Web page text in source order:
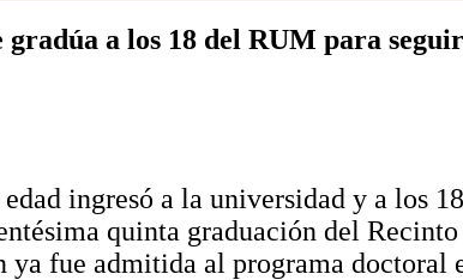
a los 18 del RUM para
edad ingresó a la universidad y a los
quinta graduación del
fue admitida al programa doctoral